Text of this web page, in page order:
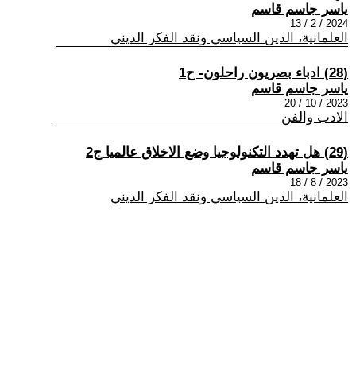
ياسر جاسم قاسم
2024 / 2 / 13
العلمانية، الدين السياسي ونقد الفكر الديني
(28) ادباء بصريون راحلون- ح1
ياسر جاسم قاسم
2023 / 10 / 20
الادب والفن
(29) هل تهدد التكنولوجيا وضع الاخلاق عالميا ج2
ياسر جاسم قاسم
2023 / 8 / 18
العلمانية، الدين السياسي ونقد الفكر الديني